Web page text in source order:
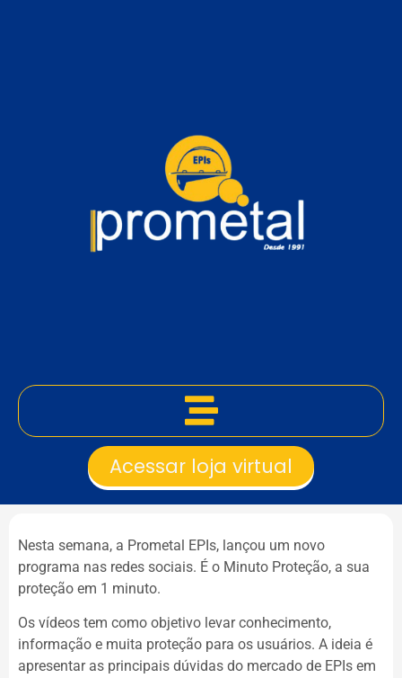
Acessar loja virtual
Nesta semana, a Prometal EPIs, lançou um novo
programa nas redes sociais. É o Minuto Proteção, a sua
proteção em 1 minuto.
Os vídeos tem como objetivo levar conhecimento,
informação e muita proteção para os usuários. A ideia é
apresentar as principais dúvidas do mercado de EPIs em